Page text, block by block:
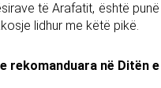
të Arafatit, është
lidhur me këtë pikë.
rekomanduara në Ditën